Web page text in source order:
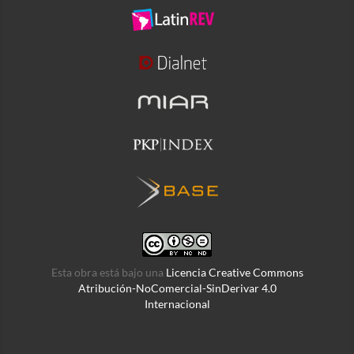
Esta obra está bajo una Licencia Creative Commons
Atribución-NoComercial-SinDerivar 4.0
Internacional